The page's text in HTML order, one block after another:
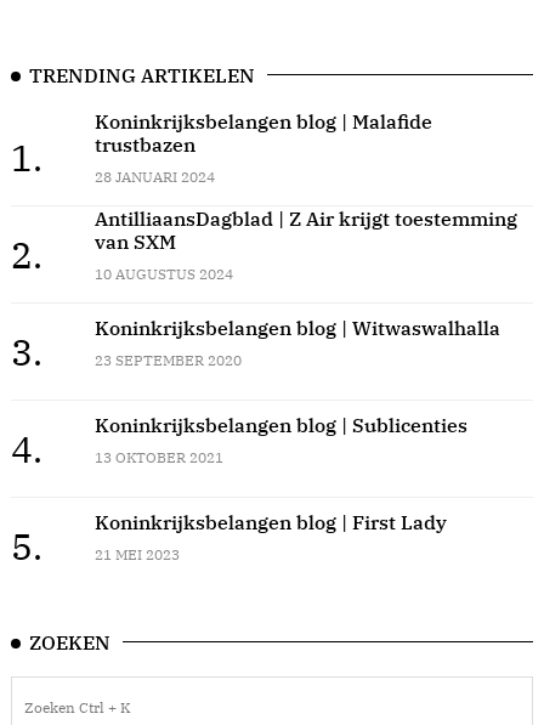
TRENDING ARTIKELEN
1.
Koninkrijksbelangen blog | Malafide
trustbazen
28 JANUARI 2024
2.
AntilliaansDagblad | Z Air krijgt toestemming
van SXM
10 AUGUSTUS 2024
3.
Koninkrijksbelangen blog | Witwaswalhalla
23 SEPTEMBER 2020
4.
Koninkrijksbelangen blog | Sublicenties
13 OKTOBER 2021
5.
Koninkrijksbelangen blog | First Lady
21 MEI 2023
ZOEKEN